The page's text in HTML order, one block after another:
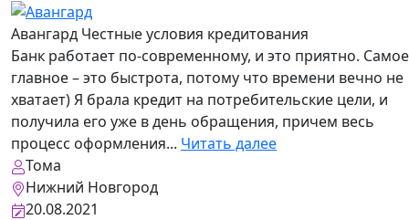
Авангард Честные условия кредитования
Банк работает по-современному, и это приятно. Самое
главное – это быстрота, потому что времени вечно не
хватает) Я брала кредит на потребительские цели, и
получила его уже в день обращения, причем весь
процесс оформления... Читать далее
Тома
Нижний Новгород
20.08.2021